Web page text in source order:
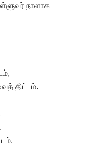
நாளாக
திட்டம்.